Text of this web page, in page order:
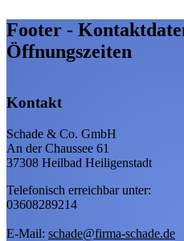
Footer -
Öffnungszeiten
Kontakt
Schade & Co. GmbH
An der Chaussee 61
37308 Heilbad Heiligenstadt
Telefonisch erreichbar unter:
03608289214
E-Mail: schade@firma-schade.de